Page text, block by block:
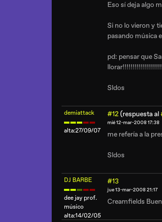
Eso sí deja algo
Si no lo vieron y
pasando música
pd: pensar que
Sldos
demiattack
alta:27/09/07
#12(respuesta al
mié 12-mar-2008 17:38
me refería a la
Sldos
DJ BARBE
dee jay prof.
músico
alta:14/02/05
#13
jue 13-mar-2008 21:17
Creamfields